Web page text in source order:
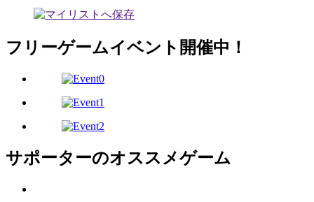
フリーゲームイベント開催中！
サポーターのオススメゲーム